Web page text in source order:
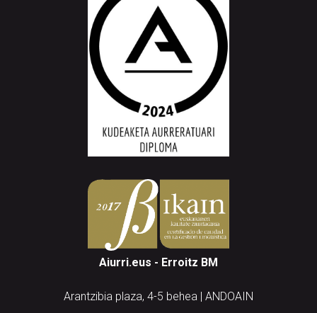
Aiurri.eus - Erroitz BM
Arantzibia plaza, 4-5 behea | ANDOAIN